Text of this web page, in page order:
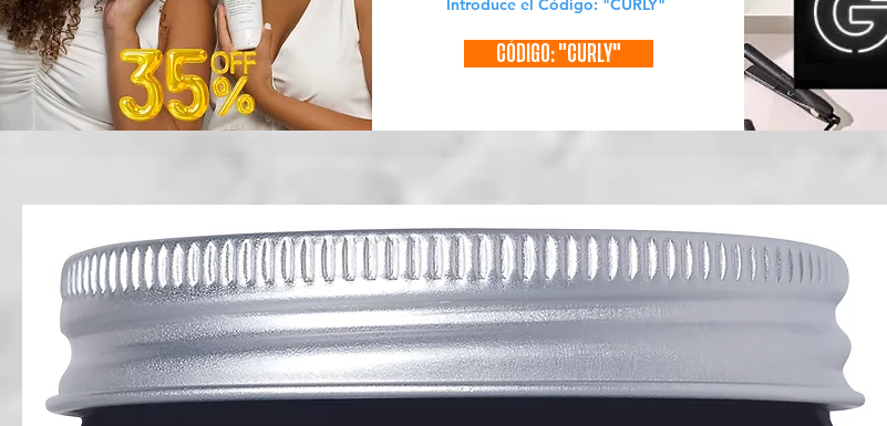
Introduce el Código: "CURLY"
CÓDIGO: "CURLY"